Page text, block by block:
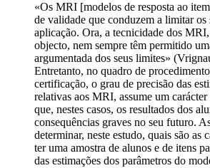
«Os MRI [modelos de resposta ao
de validade que conduzem a limitar os
aplicação. Ora, a tecnicidade dos
objecto, nem sempre têm permitido
argumentada dos seus limites»
Entretanto, no quadro de
certificação, o grau de precisão das
relativas aos MRI, assume um
que, nestes casos, os resultados dos
consequências graves no seu futuro.
determinar, neste estudo, quais são as
ter uma amostra de alunos e de itens
das estimações dos parâmetros do